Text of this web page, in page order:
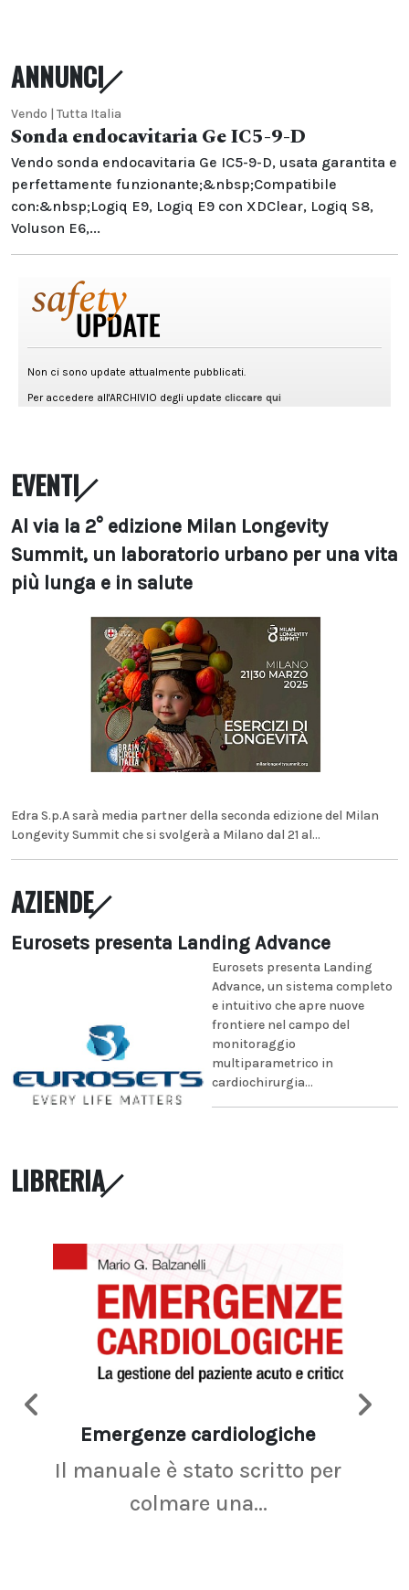
ANNUNCI
Vendo | Tutta Italia
Sonda endocavitaria Ge IC5-9-D
Vendo sonda endocavitaria Ge IC5-9-D, usata garantita e
perfettamente funzionante;&nbsp;Compatibile
con:&nbsp;Logiq E9, Logiq E9 con XDClear, Logiq S8,
Voluson E6,...
EVENTI
Al via la 2° edizione Milan Longevity
Summit, un laboratorio urbano per una vita
più lunga e in salute
Edra S.p.A sarà media partner della seconda edizione del Milan
Longevity Summit che si svolgerà a Milano dal 21 al...
AZIENDE
Eurosets presenta Landing Advance
Eurosets presenta Landing
Advance, un sistema completo
e intuitivo che apre nuove
frontiere nel campo del
monitoraggio
multiparametrico in
cardiochirurgia...
LIBRERIA
Emergenze cardiologiche
Il manuale è stato scritto per
colmare una...